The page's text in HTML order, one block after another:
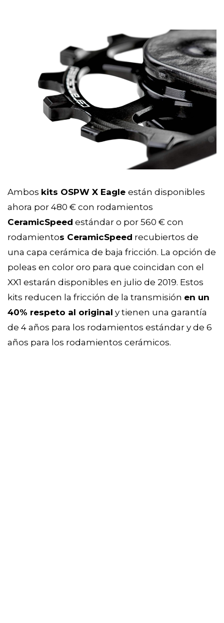
Ambos kits OSPW X Eagle están disponibles
ahora por 480 € con rodamientos
CeramicSpeed estándar o por 560 € con
rodamientos CeramicSpeed recubiertos de
una capa cerámica de baja fricción. La opción de
poleas en color oro para que coincidan con el
XX1 estarán disponibles en julio de 2019. Estos
kits reducen la fricción de la transmisión en un
40% respeto al original y tienen una garantía
de 4 años para los rodamientos estándar y de 6
años para los rodamientos cerámicos.